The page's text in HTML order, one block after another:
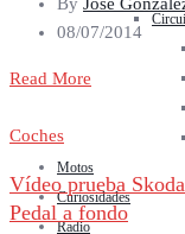
Motos
Curiosidades
Radio
08/07/2014
Read More
Coches
Vídeo prueba
Pedal a fondo